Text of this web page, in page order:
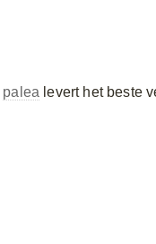
palea levert het beste